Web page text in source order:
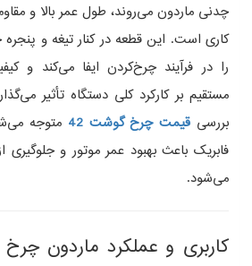
چدنی ماردون می‌روند، طول عمر بالا و
کاری است. این قطعه در کنار تیغه و
را در فرآیند چرخ‌کردن ایفا می‌کند و
مستقیم بر کارکرد کلی دستگاه تأثیر
بررسی قیمت چرخ گوشت 42
متوجه
فابریک باعث بهبود عمر موتور و جلوگیری
می‌شود.
کاربری و عملکرد ماردون